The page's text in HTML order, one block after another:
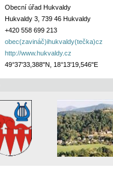
Obecní úřad Hukvaldy
Hukvaldy 3, 739 46 Hukvaldy
+420 558 699 213
obec(zavináč)ihukvaldy(tečka)cz
http://www.hukvaldy.cz
49°37'33,388"N, 18°13'19,546"E